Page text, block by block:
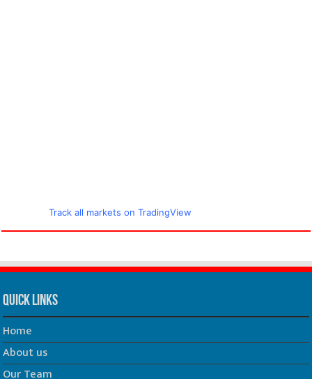
Track all markets on TradingView
Quick Links
Home
About us
Our Team